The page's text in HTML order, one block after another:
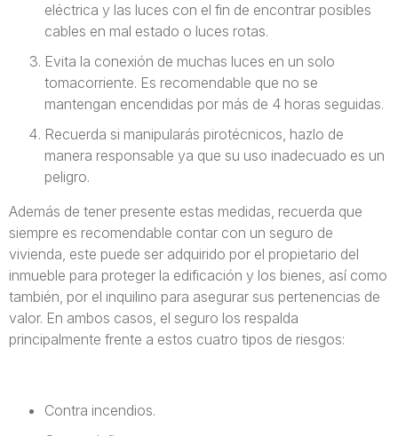
eléctrica y las luces con el fin de encontrar posibles
cables en mal estado o luces rotas.
Evita la conexión de muchas luces en un solo
tomacorriente. Es recomendable que no se
mantengan encendidas por más de 4 horas seguidas.
Recuerda si manipularás pirotécnicos, hazlo de
manera responsable ya que su uso inadecuado es un
peligro.
Además de tener presente estas medidas, recuerda que
siempre es recomendable contar con un seguro de
vivienda, este puede ser adquirido por el propietario del
inmueble para proteger la edificación y los bienes, así como
también, por el inquilino para asegurar sus pertenencias de
valor. En ambos casos, el seguro los respalda
principalmente frente a estos cuatro tipos de riesgos:
Contra incendios.